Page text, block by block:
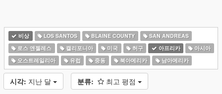
비상 LOS SANTOS BLAINE COUNTY
SAN ANDREAS
로스 앤젤레스
캘리포니아 미국 허구 아프리카
아시아
오스트레일리아
유럽 중동 북아메리카 남아메리카
시각: 지난 달 분류: 최고 평점